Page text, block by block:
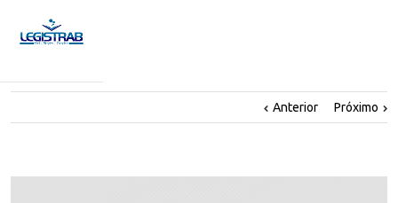
Anterior Próximo